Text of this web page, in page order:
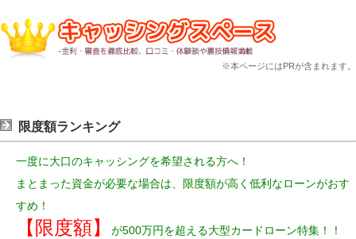
※本ページにはPRが含まれます。
限度額ランキング
一度に大口のキャッシングを希望される方へ！
まとまった資金が必要な場合は、限度額が高く低利なローンがおす
すめ！
【限度額】 が500万円を超える大型カードローン特集！！